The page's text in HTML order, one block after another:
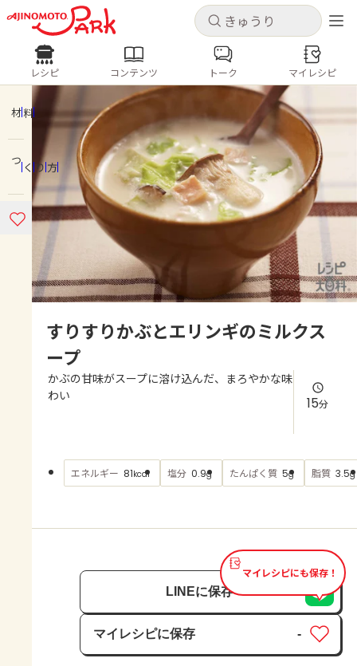
キャンセル
ログインするとレシピを保存できます
ログイン 新規登録
ホーム
コンテンツ
レシピ
よくあるお問い合わせ
キャンセル
レシピ コンテンツ
人気の食材・レシピ
きゅうり なす トマト
とうもろこし
ピーマン
みょうが ゴーヤ
レシピ コンテンツ トーク マイレシピ
材料
つくり方
すりすりかぶとエリンギのミルクス
ープ
かぶの甘味がスープに溶け込んだ、まろやかな味
わい
15分
エネルギー 81kcal 塩分 0.9g たんぱく質 5g 脂質 3.5g
マイレシピにも保存！
LINEに保存
マイレシピに保存
保存済み
-